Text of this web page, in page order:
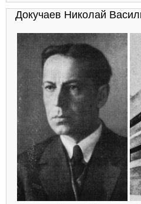
Докучаев Николай